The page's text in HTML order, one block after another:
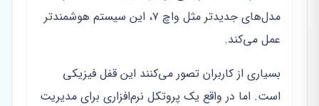
مدل‌های جدیدتر مثل واچ ۷، این سیستم هوشمندتر
عمل می‌کند.
بسیاری از کاربران تصور می‌کنند این قفل فیزیکی
است. اما در واقع یک پروتکل نرم‌افزاری برای مدیریت